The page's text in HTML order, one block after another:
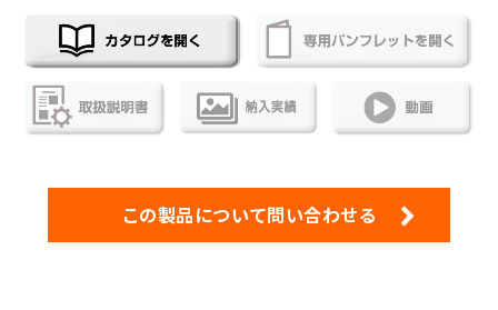
この製品について問い合わせる